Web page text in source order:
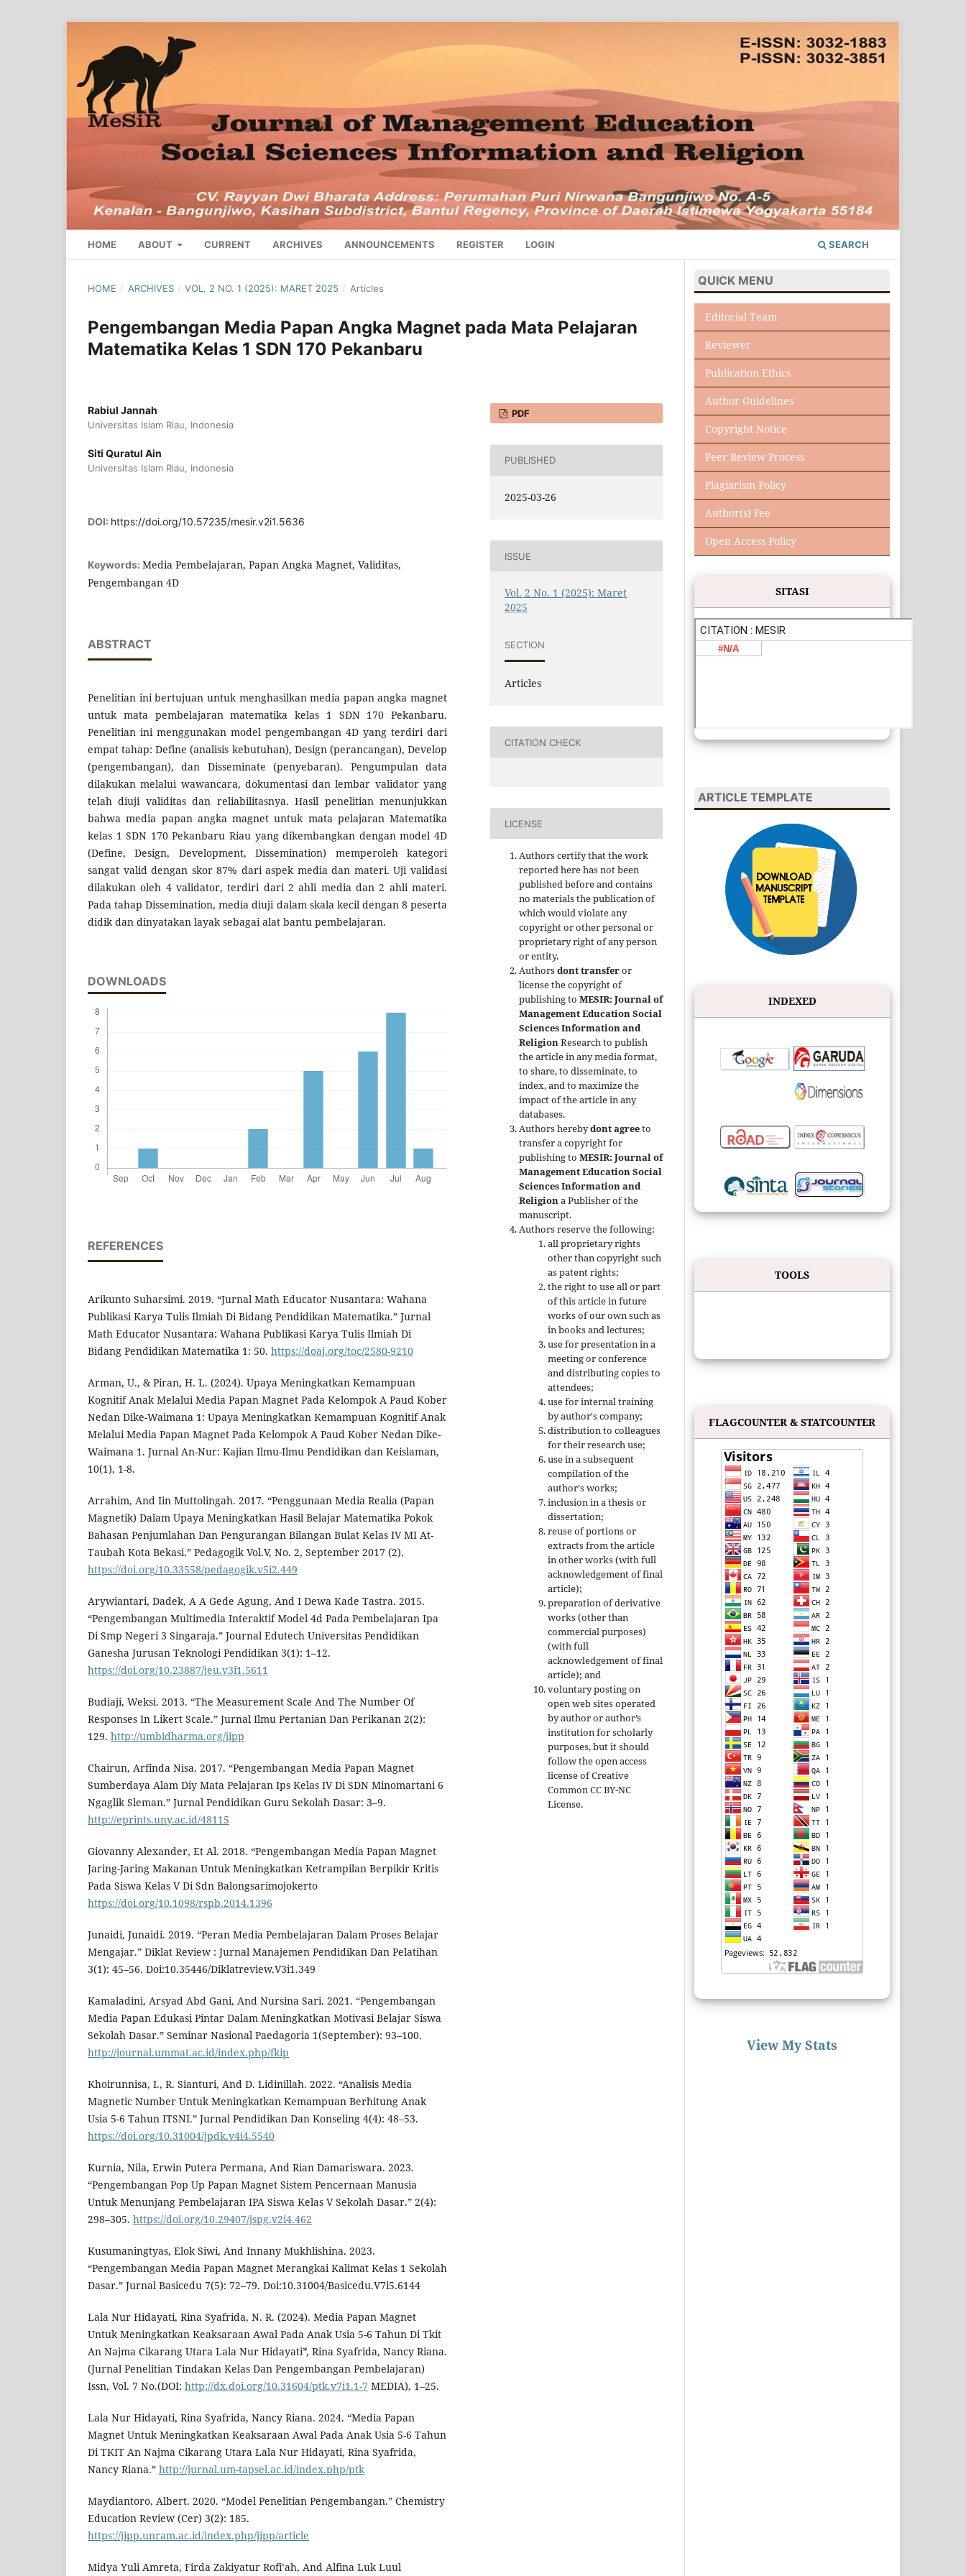
HOME ABOUT CURRENT ARCHIVES ANNOUNCEMENTS REGISTER LOGIN SEARCH
HOME / ARCHIVES / VOL. 2 NO. 1 (2025): MARET 2025 / Articles
Pengembangan Media Papan Angka Magnet pada Mata Pelajaran
Matematika Kelas 1 SDN 170 Pekanbaru
Rabiul Jannah
Universitas Islam Riau, Indonesia
Siti Quratul Ain
Universitas Islam Riau, Indonesia
DOI: https://doi.org/10.57235/mesir.v2i1.5636
Keywords: Media Pembelajaran, Papan Angka Magnet, Validitas,
Pengembangan 4D
ABSTRACT
Penelitian ini bertujuan untuk menghasilkan media papan angka magnet
untuk mata pembelajaran matematika kelas 1 SDN 170 Pekanbaru.
Penelitian ini menggunakan model pengembangan 4D yang terdiri dari
empat tahap: Define (analisis kebutuhan), Design (perancangan), Develop
(pengembangan), dan Disseminate (penyebaran). Pengumpulan data
dilakukan melalui wawancara, dokumentasi dan lembar validator yang
telah diuji validitas dan reliabilitasnya. Hasil penelitian menunjukkan
bahwa media papan angka magnet untuk mata pelajaran Matematika
kelas 1 SDN 170 Pekanbaru Riau yang dikembangkan dengan model 4D
(Define, Design, Development, Dissemination) memperoleh kategori
sangat valid dengan skor 87% dari aspek media dan materi. Uji validasi
dilakukan oleh 4 validator, terdiri dari 2 ahli media dan 2 ahli materi.
Pada tahap Dissemination, media diuji dalam skala kecil dengan 8 peserta
didik dan dinyatakan layak sebagai alat bantu pembelajaran.
DOWNLOADS
REFERENCES
Arikunto Suharsimi. 2019. “Jurnal Math Educator Nusantara: Wahana
Publikasi Karya Tulis Ilmiah Di Bidang Pendidikan Matematika.” Jurnal
Math Educator Nusantara: Wahana Publikasi Karya Tulis Ilmiah Di
Bidang Pendidikan Matematika 1: 50. https://doaj.org/toc/2580-9210
Arman, U., & Piran, H. L. (2024). Upaya Meningkatkan Kemampuan
Kognitif Anak Melalui Media Papan Magnet Pada Kelompok A Paud Kober
Nedan Dike-Waimana 1: Upaya Meningkatkan Kemampuan Kognitif Anak
Melalui Media Papan Magnet Pada Kelompok A Paud Kober Nedan Dike-
Waimana 1. Jurnal An-Nur: Kajian Ilmu-Ilmu Pendidikan dan Keislaman,
10(1), 1-8.
Arrahim, And Iin Muttolingah. 2017. “Penggunaan Media Realia (Papan
Magnetik) Dalam Upaya Meningkatkan Hasil Belajar Matematika Pokok
Bahasan Penjumlahan Dan Pengurangan Bilangan Bulat Kelas IV MI At-
Taubah Kota Bekasi.” Pedagogik Vol.V, No. 2, September 2017 (2).
https://doi.org/10.33558/pedagogik.v5i2.449
Arywiantari, Dadek, A A Gede Agung, And I Dewa Kade Tastra. 2015.
“Pengembangan Multimedia Interaktif Model 4d Pada Pembelajaran Ipa
Di Smp Negeri 3 Singaraja.” Journal Edutech Universitas Pendidikan
Ganesha Jurusan Teknologi Pendidikan 3(1): 1–12.
https://doi.org/10.23887/jeu.v3i1.5611
Budiaji, Weksi. 2013. “The Measurement Scale And The Number Of
Responses In Likert Scale.” Jurnal Ilmu Pertanian Dan Perikanan 2(2):
129. http://umbidharma.org/jipp
Chairun, Arfinda Nisa. 2017. “Pengembangan Media Papan Magnet
Sumberdaya Alam Diy Mata Pelajaran Ips Kelas IV Di SDN Minomartani 6
Ngaglik Sleman.” Jurnal Pendidikan Guru Sekolah Dasar: 3–9.
http://eprints.uny.ac.id/48115
Giovanny Alexander, Et Al. 2018. “Pengembangan Media Papan Magnet
Jaring-Jaring Makanan Untuk Meningkatkan Ketrampilan Berpikir Kritis
Pada Siswa Kelas V Di Sdn Balongsarimojokerto
https://doi.org/10.1098/rspb.2014.1396
Junaidi, Junaidi. 2019. “Peran Media Pembelajaran Dalam Proses Belajar
Mengajar.” Diklat Review : Jurnal Manajemen Pendidikan Dan Pelatihan
3(1): 45–56. Doi:10.35446/Diklatreview.V3i1.349
Kamaladini, Arsyad Abd Gani, And Nursina Sari. 2021. “Pengembangan
Media Papan Edukasi Pintar Dalam Meningkatkan Motivasi Belajar Siswa
Sekolah Dasar.” Seminar Nasional Paedagoria 1(September): 93–100.
http://journal.ummat.ac.id/index.php/fkip
Khoirunnisa, I., R. Sianturi, And D. Lidinillah. 2022. “Analisis Media
Magnetic Number Untuk Meningkatkan Kemampuan Berhitung Anak
Usia 5-6 Tahun ITSNI.” Jurnal Pendidikan Dan Konseling 4(4): 48–53.
https://doi.org/10.31004/jpdk.v4i4.5540
Kurnia, Nila, Erwin Putera Permana, And Rian Damariswara. 2023.
“Pengembangan Pop Up Papan Magnet Sistem Pencernaan Manusia
Untuk Menunjang Pembelajaran IPA Siswa Kelas V Sekolah Dasar.” 2(4):
298–305. https://doi.org/10.29407/jspg.v2i4.462
Kusumaningtyas, Elok Siwi, And Innany Mukhlishina. 2023.
“Pengembangan Media Papan Magnet Merangkai Kalimat Kelas 1 Sekolah
Dasar.” Jurnal Basicedu 7(5): 72–79. Doi:10.31004/Basicedu.V7i5.6144
Lala Nur Hidayati, Rina Syafrida, N. R. (2024). Media Papan Magnet
Untuk Meningkatkan Keaksaraan Awal Pada Anak Usia 5-6 Tahun Di Tkit
An Najma Cikarang Utara Lala Nur Hidayati*, Rina Syafrida, Nancy Riana.
(Jurnal Penelitian Tindakan Kelas Dan Pengembangan Pembelajaran)
Issn, Vol. 7 No.(DOI: http://dx.doi.org/10.31604/ptk.v7i1.1-7 MEDIA), 1–25.
Lala Nur Hidayati, Rina Syafrida, Nancy Riana. 2024. “Media Papan
Magnet Untuk Meningkatkan Keaksaraan Awal Pada Anak Usia 5-6 Tahun
Di TKIT An Najma Cikarang Utara Lala Nur Hidayati, Rina Syafrida,
Nancy Riana.” http://jurnal.um-tapsel.ac.id/index.php/ptk
Maydiantoro, Albert. 2020. “Model Penelitian Pengembangan.” Chemistry
Education Review (Cer) 3(2): 185.
https://jipp.unram.ac.id/index.php/jipp/article
Midya Yuli Amreta, Firda Zakiyatur Rofi’ah, And Alfina Luk Luul
PDF
PUBLISHED
2025-03-26
ISSUE
Vol. 2 No. 1 (2025): Maret
2025
SECTION
Articles
CITATION CHECK
LICENSE
Authors certify that the work
reported here has not been
published before and contains
no materials the publication of
which would violate any
copyright or other personal or
proprietary right of any person
or entity.
Authorsdont transferor
license the copyright of
publishing to MESIR: Journal of
Management Education Social
Sciences Information and
ReligionResearch to publish
the article in any media format,
to share, to disseminate, to
index, and to maximize the
impact of the article in any
databases.
Authors herebydont agreeto
transfer a copyright for
publishing to MESIR: Journal of
Management Education Social
Sciences Information and
Religiona Publisher of the
manuscript.
Authors reserve the following:
all proprietary rights
other than copyright such
as patent rights;
the right to use all or part
of this article in future
works of our own such as
in books and lectures;
use for presentation in a
meeting or conference
and distributing copies to
attendees;
use for internal training
by author's company;
distribution to colleagues
for their research use;
use in a subsequent
compilation of the
author's works;
inclusion in a thesis or
dissertation;
reuse of portions or
extracts from the article
in other works (with full
acknowledgement of final
article);
preparation of derivative
works (other than
commercial purposes)
(with full
acknowledgement of final
article); and
voluntary posting on
open web sites operated
by author or author’s
institution for scholarly
purposes, but it should
follow the open access
license of Creative
Common CC BY-NC
License.
QUICK MENU
Editorial Team
Reviewer
Publication Ethics
Author Guidelines
Copyright Notice
Peer Review Process
Plagiarism Policy
Author(s) Fee
Open Access Policy
SITASI
ARTICLE TEMPLATE
INDEXED
TOOLS
FLAGCOUNTER & STATCOUNTER
View My Stats